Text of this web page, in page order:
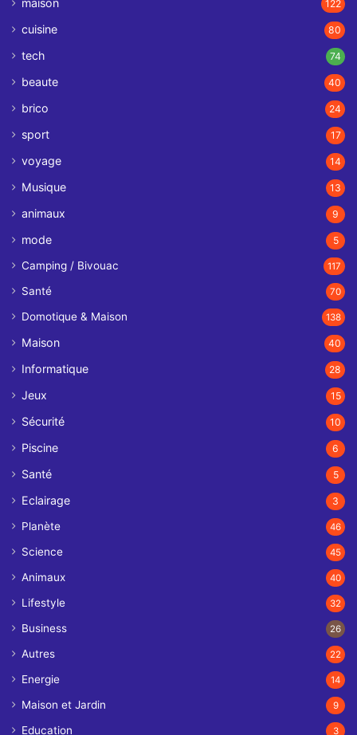
maison 122
cuisine 80
tech 74
beaute 40
brico 24
sport 17
voyage 14
Musique 13
animaux 9
mode 5
Camping / Bivouac 117
Santé 70
Domotique & Maison 138
Maison 40
Informatique 28
Jeux 15
Sécurité 10
Piscine 6
Santé 5
Eclairage 3
Planète 46
Science 45
Animaux 40
Lifestyle 32
Business 26
Autres 22
Energie 14
Maison et Jardin 9
Education 3